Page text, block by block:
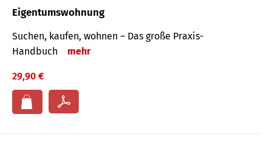
Eigentumswohnung
Suchen, kaufen, wohnen – Das große Praxis-
Handbuch
mehr
29,90 €